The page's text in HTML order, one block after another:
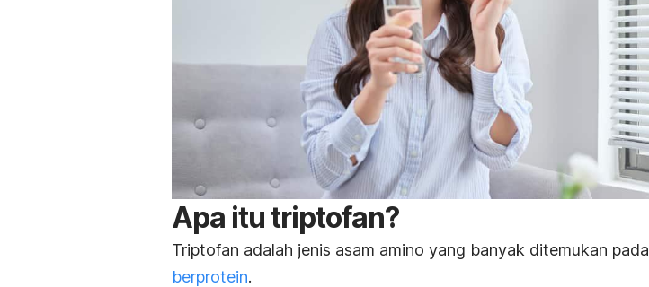
Apa itu triptofan?
Triptofan adalah jenis asam amino yang banyak ditemukan pada
berprotein.